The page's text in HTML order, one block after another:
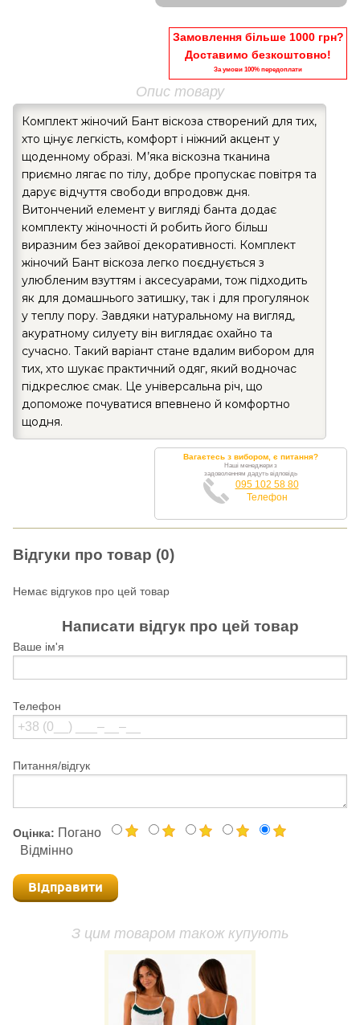
Замовлення більше 1000 грн?
Доставимо безкоштовно!
За умови 100% передоплати
Опис товару
Комплект жіночий Бант віскоза створений для тих,
хто цінує легкість, комфорт і ніжний акцент у
щоденному образі. М’яка віскозна тканина
приємно лягає по тілу, добре пропускає повітря та
дарує відчуття свободи впродовж дня.
Витончений елемент у вигляді банта додає
комплекту жіночності й робить його більш
виразним без зайвої декоративності. Комплект
жіночий Бант віскоза легко поєднується з
улюбленим взуттям і аксесуарами, тож підходить
як для домашнього затишку, так і для прогулянок
у теплу пору. Завдяки натуральному на вигляд,
акуратному силуету він виглядає охайно та
сучасно. Такий варіант стане вдалим вибором для
тих, хто шукає практичний одяг, який водночас
підкреслює смак. Це універсальна річ, що
допоможе почуватися впевнено й комфортно
щодня.
Вагаєтесь з вибором, є питання?
Наші менеджери з
задоволенням дадуть відповідь
095 102 58 80
Телефон
Відгуки про товар (0)
Немає відгуков про цей товар
Написати відгук про цей товар
Ваше ім'я
Телефон
Питання/відгук
Оцінка: Погано
Відмінно
Відправити
З цим товаром також купують